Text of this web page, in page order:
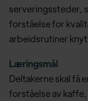
serveringssteder,
forståelse for
arbeidsrutiner
Læringsmål
Deltakerne skal få
forståelse av